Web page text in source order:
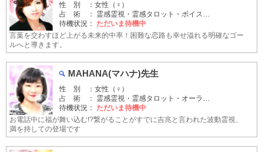
性 別 ：女性（♀）
占 術 ： 霊感霊視・霊感タロット・ボイス…
待機状況： ただいま待機中
言葉を交わすほど上がる未来的中率！困難な恋路も幸せ溢れる明確なゴー
ルへと導きます。
MAHANA(マハナ)先生
性 別 ：女性（♀）
占 術 ： 霊感霊視・霊感タロット・オーラ…
待機状況： ただいま待機中
お電話中に福が舞い込む!?繋がることがすでに吉兆と言われた波動霊視、
満を持しての登場です